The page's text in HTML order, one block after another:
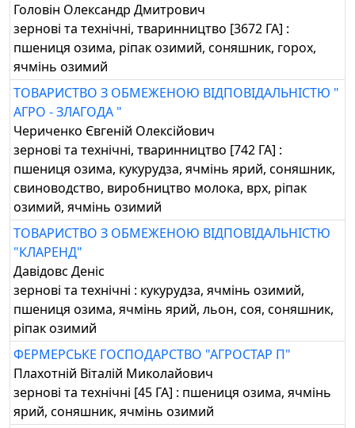
Головін Олександр Дмитрович
зернові та технічні, тваринництво [3672 ГА] :
пшениця озима, ріпак озимий, соняшник, горох,
ячмінь озимий
ТОВАРИСТВО З ОБМЕЖЕНОЮ ВІДПОВІДАЛЬНІСТЮ "
АГРО - ЗЛАГОДА "
Чериченко Євгеній Олексійович
зернові та технічні, тваринництво [742 ГА] :
пшениця озима, кукурудза, ячмінь ярий, соняшник,
свиноводство, виробництво молока, врх, ріпак
озимий, ячмінь озимий
ТОВАРИСТВО З ОБМЕЖЕНОЮ ВІДПОВІДАЛЬНІСТЮ
"КЛАРЕНД"
Давідовс Деніс
зернові та технічні : кукурудза, ячмінь озимий,
пшениця озима, ячмінь ярий, льон, соя, соняшник,
ріпак озимий
ФЕРМЕРСЬКЕ ГОСПОДАРСТВО "АГРОСТАР П"
Плахотній Віталій Миколайович
зернові та технічні [45 ГА] : пшениця озима, ячмінь
ярий, соняшник, ячмінь озимий